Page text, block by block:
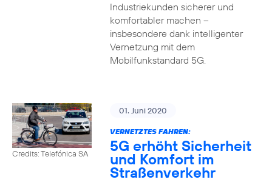
Industriekunden sicherer und
komfortabler machen –
insbesondere dank intelligenter
Vernetzung mit dem
Mobilfunkstandard 5G.
Credits: Telefónica SA
01. Juni 2020
VERNETZTES FAHREN:
5G erhöht Sicherheit
und Komfort im
Straßenverkehr